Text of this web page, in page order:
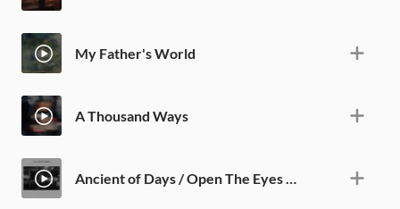
My Father's World
A Thousand Ways